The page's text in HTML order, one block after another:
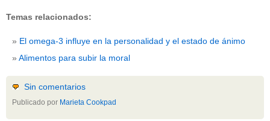
corazon(1)
dietas(10)
embarazo
nutricion(3)
obesidad(12)
Sin categoría(438)
vitaminas(10)
Temas relacionados:
El omega-3 influye en la personalidad y el estado de ánimo
Alimentos para subir la moral
Sin comentarios
Publicado por Marieta Cookpad